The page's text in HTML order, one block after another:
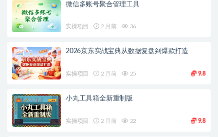
微信多账号聚合管理工具
实操项目 2 月前 36
2026京东实战宝典从数据复盘到爆款打造
实操项目 2 月前 25 9.8
小丸工具箱全新重制版
实操项目 2 月前 22 9.8